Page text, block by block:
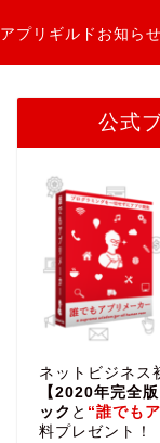
アプリギルドお知らせ
公式
ネットビジネス
【2020年完全
ック と “誰でも
料プレゼント！